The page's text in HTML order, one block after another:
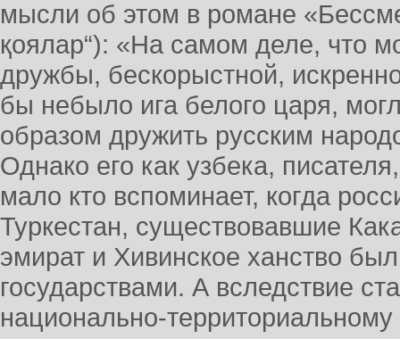
мысли об этом в романе
қоялар“): «На самом деле, что
дружбы, бескорыстной,
бы небыло ига белого царя,
образом дружить русским
Однако его как узбека,
мало кто вспоминает, когда
Туркестан, существовавшие
эмират и Хивинское ханство
государствами. А вследствие
национально-